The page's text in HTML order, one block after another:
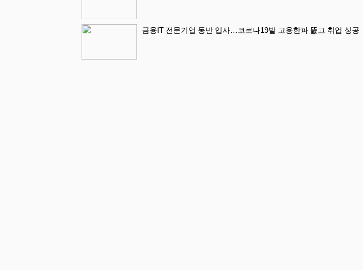
금융IT 전문기업 동반 입사…코로나19발 고용한파 뚫고 취업 성공